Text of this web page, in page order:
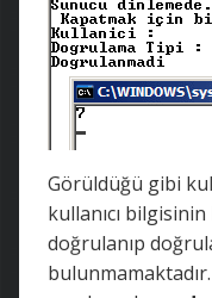
Görüldüğü gibi
kullanıcı
doğrulanıp